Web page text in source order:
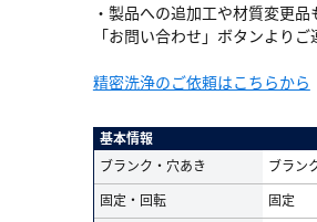
・製品への追加工や材質変更
「お問い合わせ」ボタンより
精密洗浄のご依頼はこちらから
基本情報
ブランク・穴あき
ブラン
固定・回転 固定